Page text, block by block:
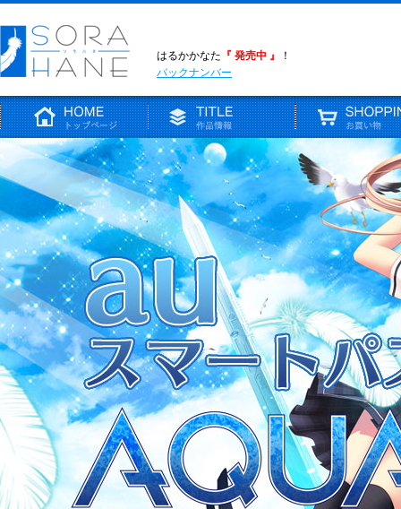
はるかかなた 『 発売中 』
！
バックナンバー
はるかかなた
さくら、咲きました。
AQUA
グッズ販売
ダウンロード販売